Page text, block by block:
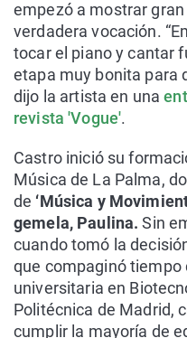
empezó a mostrar
verdadera vocación.
tocar el piano y cantar
etapa muy bonita para
dijo la artista en una
revista 'Vogue'.
Castro inició su
Música de La Palma,
de ‘Música y
gemela, Paulina. Sin
cuando tomó la
que compaginó tiempo
universitaria en
Politécnica de Madrid,
cumplir la mayoría de